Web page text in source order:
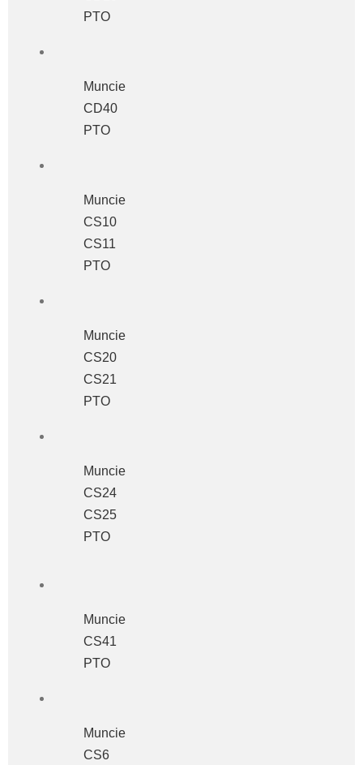
PTO
Muncie
CD40
PTO
Muncie
CS10
CS11
PTO
Muncie
CS20
CS21
PTO
Muncie
CS24
CS25
PTO
Muncie
CS41
PTO
Muncie
CS6